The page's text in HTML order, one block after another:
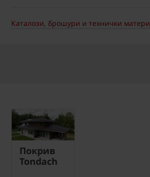
Каталози, брошури и технички
Покрив
Tondach